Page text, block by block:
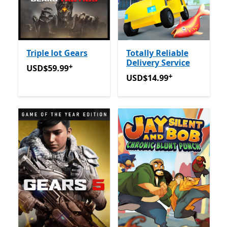
Triple lot Gears
USD$59.99Avec des achats dans l’application
USD$59.99+
Totally Reliable
Delivery Service
USD$14.99Avec des
USD$14.99+